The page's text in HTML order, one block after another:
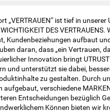
„VERTRAUEN“ ist tief in
DES
Kundenbeziehungen aufbaut
daran, dass „ein Vertrauen,
Innovation bringt
und unterstützt sie dabei,
zu gestalten. Durch
aufgebaut, verschiedene
Entscheidungen bezüglich
Können bieten wir